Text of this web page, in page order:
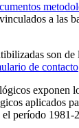
vinculados a las
son de
de contacto
exponen
aplicados
período 1981-